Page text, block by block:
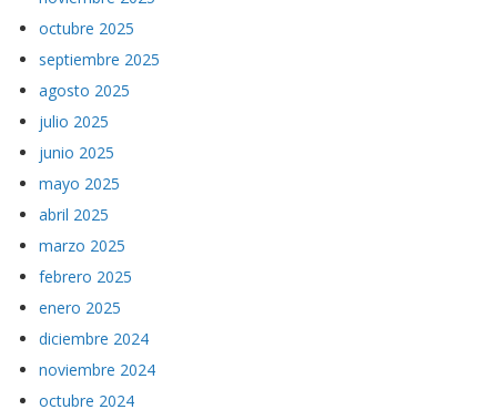
octubre 2025
septiembre 2025
agosto 2025
julio 2025
junio 2025
mayo 2025
abril 2025
marzo 2025
febrero 2025
enero 2025
diciembre 2024
noviembre 2024
octubre 2024